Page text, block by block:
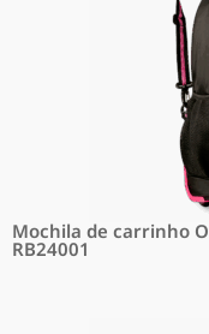
Mochila de carrinho
RB24001